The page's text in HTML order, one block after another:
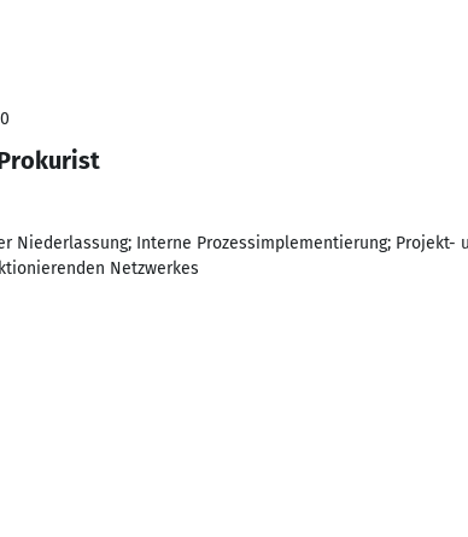
Niederlassung; Interne Prozessimplementierung; Projekt-
Netzwerkes